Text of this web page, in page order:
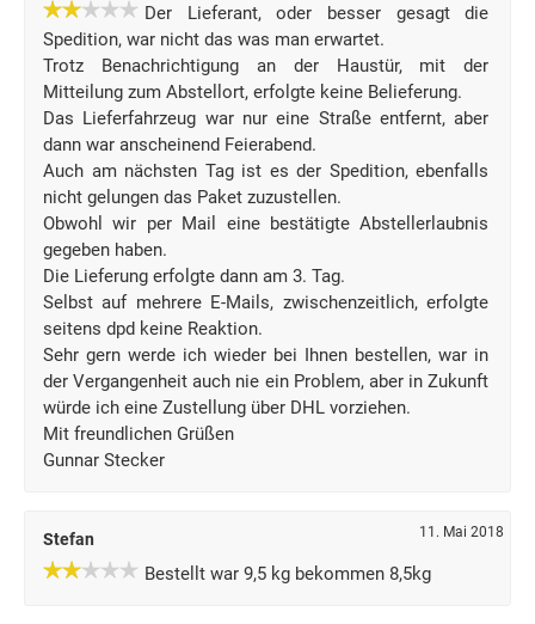
Der Lieferant, oder besser gesagt die
Spedition, war nicht das was man erwartet.
Trotz Benachrichtigung an der Haustür, mit der
Mitteilung zum Abstellort, erfolgte keine Belieferung.
Das Lieferfahrzeug war nur eine Straße entfernt, aber
dann war anscheinend Feierabend.
Auch am nächsten Tag ist es der Spedition, ebenfalls
nicht gelungen das Paket zuzustellen.
Obwohl wir per Mail eine bestätigte Abstellerlaubnis
gegeben haben.
Die Lieferung erfolgte dann am 3. Tag.
Selbst auf mehrere E-Mails, zwischenzeitlich, erfolgte
seitens dpd keine Reaktion.
Sehr gern werde ich wieder bei Ihnen bestellen, war in
der Vergangenheit auch nie ein Problem, aber in Zukunft
würde ich eine Zustellung über DHL vorziehen.
Mit freundlichen Grüßen
Gunnar Stecker
Stefan 11. Mai 2018
Bestellt war 9,5 kg bekommen 8,5kg